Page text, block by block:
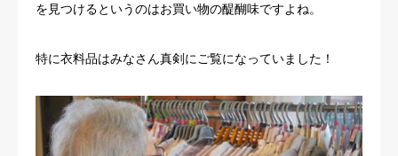
を見つけるというのはお買い物の醍醐味ですよね。
特に衣料品はみなさん真剣にご覧になっていました！